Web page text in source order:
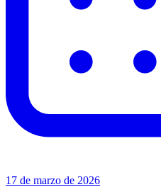
17 de marzo de 2026